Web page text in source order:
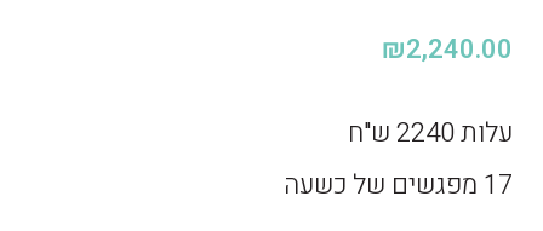
₪2,240.00
עלות 2240 ש"ח
17 מפגשים של כשעה